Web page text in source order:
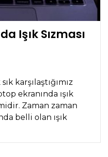
Işık Sızması
karşılaştığımız
ekranında ışık
Zaman zaman
belli olan ışık